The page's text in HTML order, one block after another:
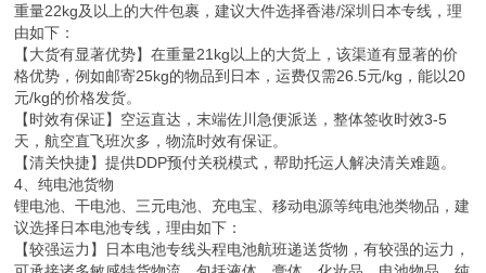
重量22kg及以上的大件包裹，建议大件选择香港/深圳日本专线，理
由如下：
【大货有显著优势】在重量21kg以上的大货上，该渠道有显著的价
格优势，例如邮寄25kg的物品到日本，运费仅需26.5元/kg，能以20
元/kg的价格发货。
【时效有保证】空运直达，末端佐川急便派送，整体签收时效3-5
天，航空直飞班次多，物流时效有保证。
【清关快捷】提供DDP预付关税模式，帮助托运人解决清关难题。
4、纯电池货物
锂电池、干电池、三元电池、充电宝、移动电源等纯电池类物品，建
议选择日本电池专线，理由如下：
【较强运力】日本电池专线头程电池航班递送货物，有较强的运力，